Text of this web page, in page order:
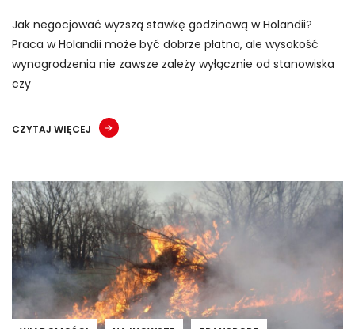
Jak negocjować wyższą stawkę godzinową w Holandii?
Praca w Holandii może być dobrze płatna, ale wysokość
wynagrodzenia nie zawsze zależy wyłącznie od stanowiska
czy
CZYTAJ WIĘCEJ